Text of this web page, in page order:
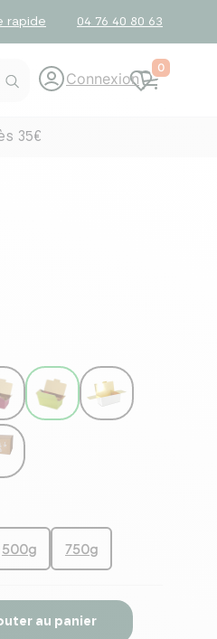
rapide 04 76 40 80 63
Connexion
0
35€
500g 750g
au panier